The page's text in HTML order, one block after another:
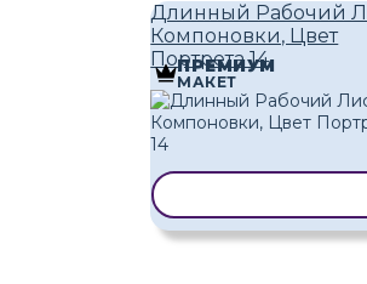
Длинный Рабочий
Компоновки, Цвет
Портрета 14
ПРЕМИУМ
МАКЕТ